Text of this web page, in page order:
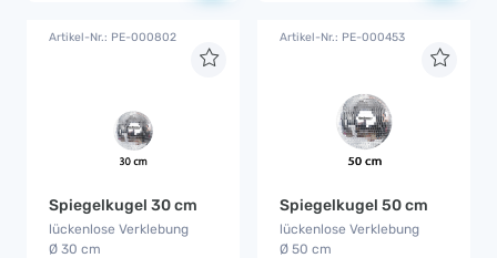
Artikel-Nr.: PE-000802
Spiegelkugel 30 cm
lückenlose Verklebung
Ø 30 cm
Artikel-Nr.: PE-000453
Spiegelkugel 50 cm
lückenlose Verklebung
Ø 50 cm